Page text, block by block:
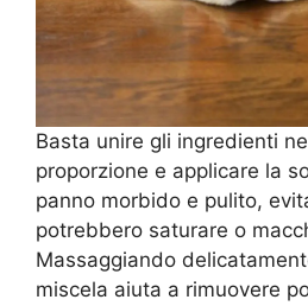
Basta unire gli ingredienti
proporzione e applicare la
panno morbido e pulito,
potrebbero saturare o
Massaggiando
miscela aiuta a rimuovere